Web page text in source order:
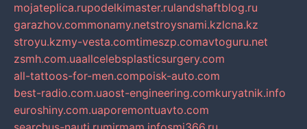
mojateplica.rupodelkimaster.rulandshaftblog.ru
garazhov.commonamy.netstroysnami.kzlcna.kz
stroyu.kzmy-vesta.comtimeszp.comavtoguru.net
zsmh.com.uaallcelebsplasticsurgery.com
all-tattoos-for-men.compoisk-auto.com
best-radio.com.uaost-engineering.comkuryatnik.info
euroshiny.com.uaporemontuavto.com